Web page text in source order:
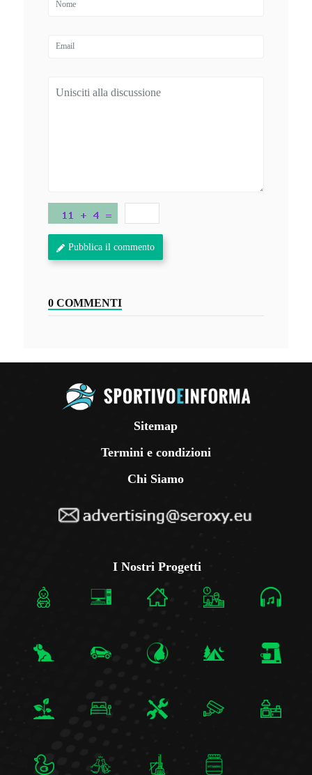
Pubblica il commento
0 COMMENTI
Sitemap
Termini e condizioni
Chi Siamo
I Nostri Progetti